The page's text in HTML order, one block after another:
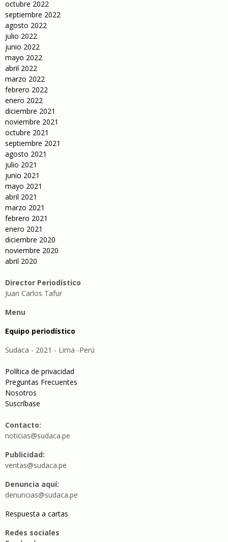
octubre 2022
septiembre 2022
agosto 2022
julio 2022
junio 2022
mayo 2022
abril 2022
marzo 2022
febrero 2022
enero 2022
diciembre 2021
noviembre 2021
octubre 2021
septiembre 2021
agosto 2021
julio 2021
junio 2021
mayo 2021
abril 2021
marzo 2021
febrero 2021
enero 2021
diciembre 2020
noviembre 2020
abril 2020
Director Periodístico
Juan Carlos Tafur
Menu
Equipo periodístico
Sudaca - 2021 - Lima -Perú
Política de privacidad
Preguntas Frecuentes
Nosotros
Suscríbase
Contacto:
noticias@sudaca.pe
Publicidad:
ventas@sudaca.pe
Denuncia aquí:
denuncias@sudaca.pe
Respuesta a cartas
Redes sociales